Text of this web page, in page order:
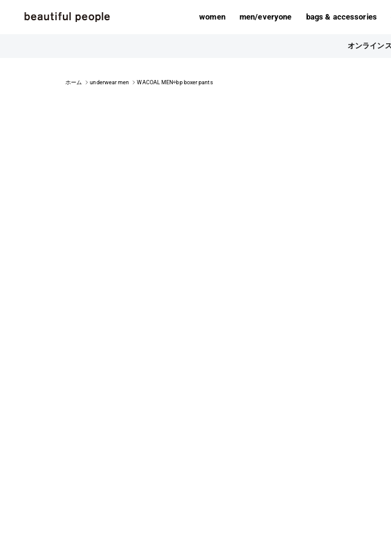
women men/everyone bags & accessories
オンライン
ホーム underwear men WACOAL MEN÷bp boxer pants